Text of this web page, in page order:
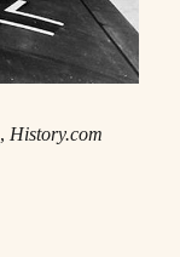
, History.com